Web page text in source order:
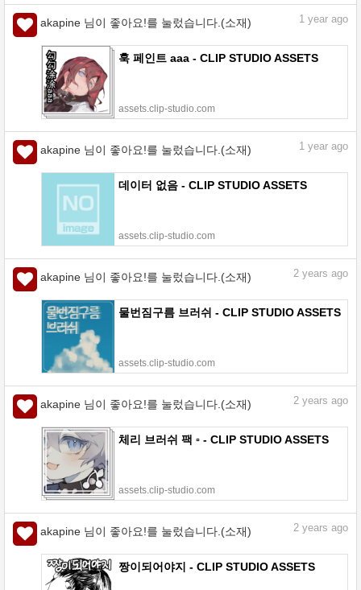
akapine 님이 좋아요!를 눌렀습니다.(소재) 1 year ago
훅 페인트 aaa - CLIP STUDIO ASSETS
assets.clip-studio.com
akapine 님이 좋아요!를 눌렀습니다.(소재) 1 year ago
데이터 없음 - CLIP STUDIO ASSETS
assets.clip-studio.com
akapine 님이 좋아요!를 눌렀습니다.(소재) 2 years ago
물번짐구름 브러쉬 - CLIP STUDIO ASSETS
assets.clip-studio.com
akapine 님이 좋아요!를 눌렀습니다.(소재) 2 years ago
체리 브러쉬 팩 ▫️ - CLIP STUDIO ASSETS
assets.clip-studio.com
akapine 님이 좋아요!를 눌렀습니다.(소재) 2 years ago
짱이되어야지 - CLIP STUDIO ASSETS